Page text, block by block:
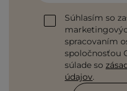
Súhlasím so
spracovaním
spoločnosťou
súlade so
údajov.